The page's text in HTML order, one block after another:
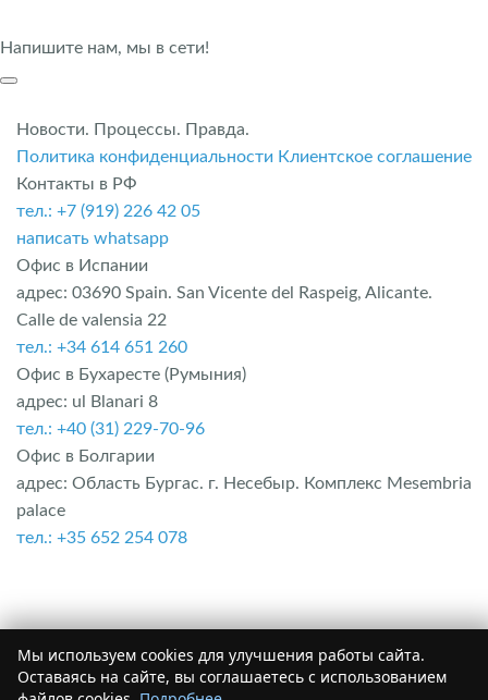
Напишите нам, мы в сети!
Новости. Процессы. Правда.
Политика конфиденциальности Клиентское соглашение
Контакты в РФ
тел.: +7 (919) 226 42 05
написать whatsapp
Офис в Испании
адрес: 03690 Spain. San Vicente del Raspeig, Alicante.
Calle de valensia 22
тел.: +34 614 651 260
Офис в Бухаресте (Румыния)
адрес: ul Blanari 8
тел.: +40 (31) 229-70-96
Офис в Болгарии
адрес: Область Бургас. г. Несебыр. Комплекс Mesembria
palace
тел.: +35 652 254 078
Мы используем cookies для улучшения работы сайта.
Оставаясь на сайте, вы соглашаетесь с использованием